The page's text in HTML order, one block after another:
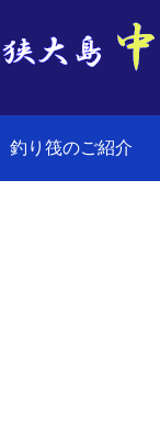
釣り筏のご紹介